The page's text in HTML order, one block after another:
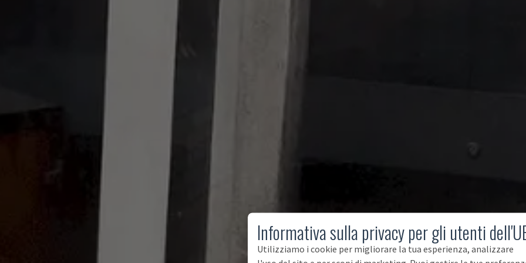
Informativa sulla privacy per gli utenti
Utilizziamo i cookie per migliorare la tua esperienza, analizzare